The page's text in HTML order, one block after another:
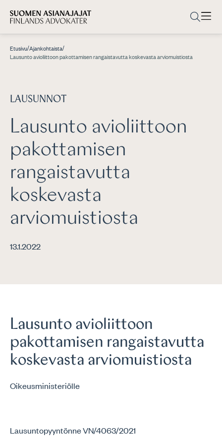
Etusivu/Ajankohtaista/
Lausunto avioliittoon pakottamisen rangaistavutta koskevasta arviomuistiosta
LAUSUNNOT
Lausunto avioliittoon
pakottamisen
rangaistavutta
koskevasta
arviomuistiosta
13.1.2022
Lausunto avioliittoon
pakottamisen rangaistavutta
koskevasta arviomuistiosta
Oikeusministeriölle
Lausuntopyyntönne VN/4063/2021